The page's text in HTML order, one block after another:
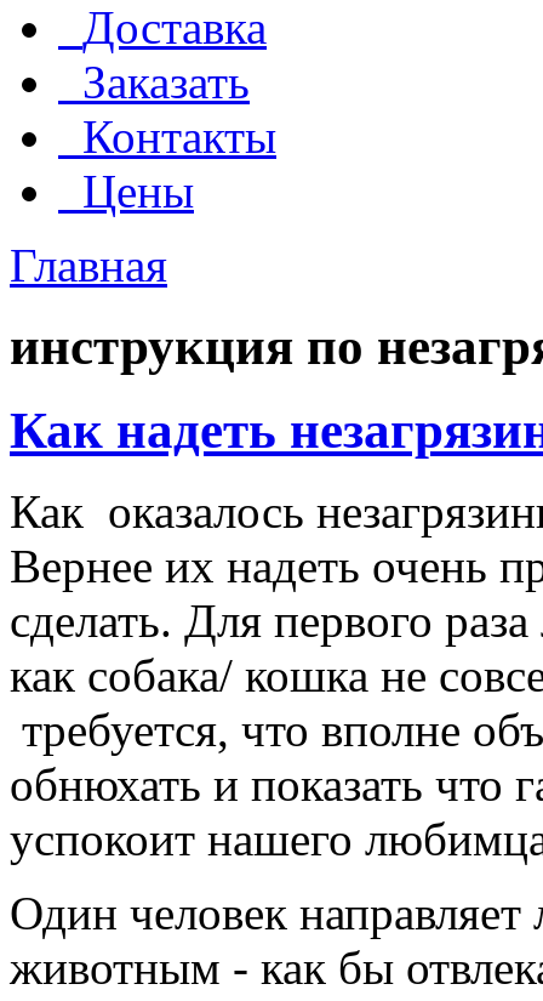
Доставка
Заказать
Контакты
Цены
Главная
инструкция по
Как надеть
Как оказалось
Вернее их надеть очень
сделать. Для первого
как собака/ кошка не
требуется, что вполне
обнюхать и показать что
успокоит нашего
Один человек направляет
животным - как бы